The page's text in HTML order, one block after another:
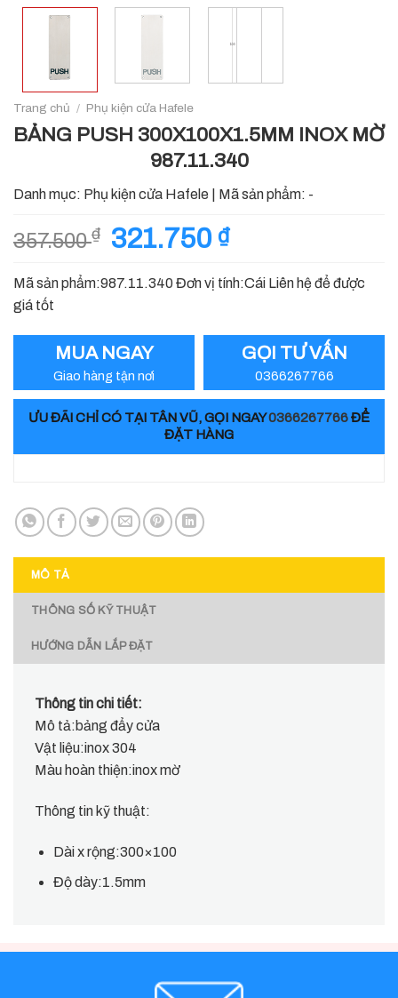
Trang chủ / Phụ kiện cửa Hafele
BẢNG PUSH 300X100X1.5MM INOX MỜ
987.11.340
Danh mục: Phụ kiện cửa Hafele Mã sản phẩm: -
357.500₫
Giá
là:
321.750 ₫Giá
tại
Mã sản phẩm:987.11.340 Đơn vị tính:Cái Liên hệ để được
giá tốt
MUA NGAY
Giao hàng tận nơi
GỌI TƯ VẤN
0366267766
ƯU ĐÃI CHỈ CÓ TẠI TÂN VŨ, GỌI NGAY0366267766ĐỂ
ĐẶT HÀNG
MÔ TẢ
THÔNG SỐ KỸ THUẬT
HƯỚNG DẪN LẮP ĐẶT
Thông tin chi tiết:
Mô tả:bảng đẩy cửa
Vật liệu:inox 304
Màu hoàn thiện:inox mờ
Thông tin kỹ thuật:
Dài x rộng:300×100
Độ dày:1.5mm